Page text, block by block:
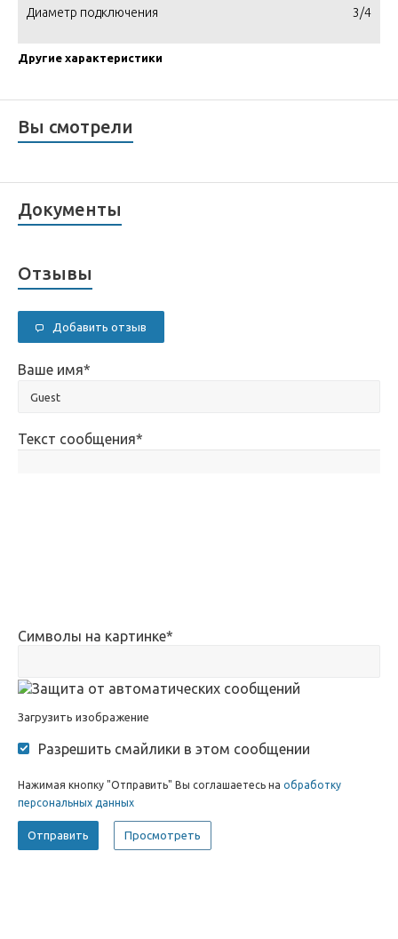
Диаметр подключения 3/4
Другие характеристики
Вы смотрели
Документы
Отзывы
Добавить отзыв
Ваше имя*
Текст сообщения*
Символы на картинке*
Загрузить изображение
Разрешить смайлики в этом сообщении
Нажимая кнопку "Отправить" Вы соглашаетесь на обработку
персональных данных